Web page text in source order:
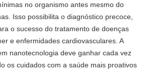
no organismo antes mesmo do
Isso possibilita o diagnóstico precoce,
o sucesso do tratamento de doenças
e enfermidades cardiovasculares. A
nanotecnologia deve ganhar cada vez
os cuidados com a saúde mais proativos